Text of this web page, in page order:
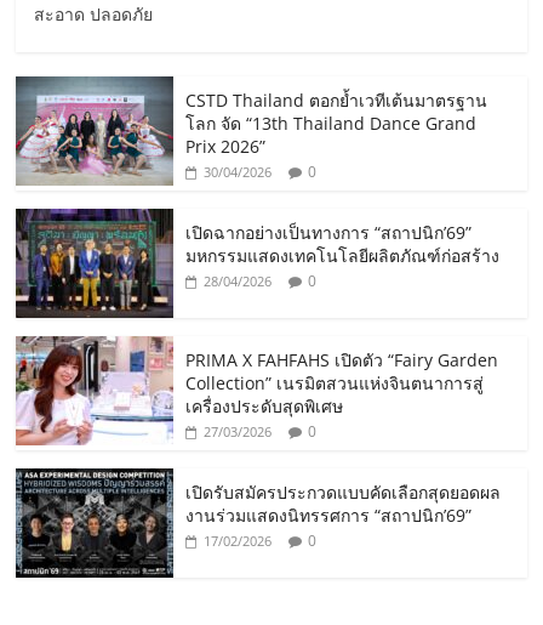
สะอาด ปลอดภัย
CSTD Thailand ตอกย้ำเวทีเต้นมาตรฐาน
โลก จัด “13th Thailand Dance Grand
Prix 2026”
30/04/2026 0
เปิดฉากอย่างเป็นทางการ “สถาปนิก’69”
มหกรรมแสดงเทคโนโลยีผลิตภัณฑ์ก่อสร้าง
28/04/2026 0
PRIMA X FAHFAHS เปิดตัว “Fairy Garden
Collection” เนรมิตสวนแห่งจินตนาการสู่
เครื่องประดับสุดพิเศษ
27/03/2026 0
เปิดรับสมัครประกวดแบบคัดเลือกสุดยอดผล
งานร่วมแสดงนิทรรศการ “สถาปนิก’69”
17/02/2026 0